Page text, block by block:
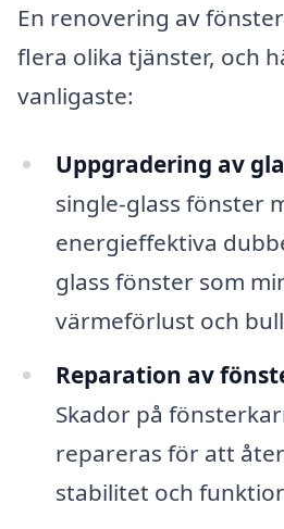
En renovering av
flera olika tjänster, och
vanligaste:
Uppgradering av
single-glass fönster
energieffektiva
glass fönster som
värmeförlust och
Reparation av
Skador på
repareras för att
stabilitet och